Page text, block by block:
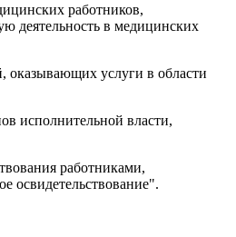
работников,
деятельность в медицинских
оказывающих услуги в области
исполнительной власти,
работниками,
освидетельствование".